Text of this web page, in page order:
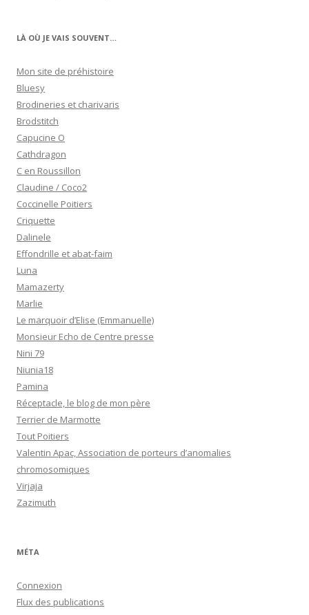
LÀ OÙ JE VAIS SOUVENT…
Mon site de préhistoire
Bluesy
Brodineries et charivaris
Brodstitch
Capucine O
Cathdragon
C en Roussillon
Claudine / Coco2
Coccinelle Poitiers
Criquette
Dalinele
Effondrille et abat-faim
Luna
Mamazerty
Marlie
Le marquoir d’Elise (Emmanuelle)
Monsieur Echo de Centre presse
Nini 79
Niunia18
Pamina
Réceptacle, le blog de mon père
Terrier de Marmotte
Tout Poitiers
Valentin Apac, Association de porteurs d’anomalies
chromosomiques
Virjaja
Zazimuth
MÉTA
Connexion
Flux des publications